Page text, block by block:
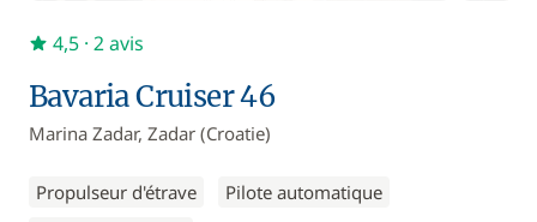
Bavaria Cruiser 46
Marina Zadar, Zadar (Croatie)
Propulseur d'étrave
Pilote automatique
4,5 · 2 avis